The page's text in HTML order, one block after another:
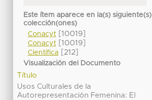
Este ítem aparece en la(s) siguiente(s)
colección(ones)
Conacyt[10019]
Conacyt[10019]
Científica[212]
Visualización del Documento
Título
Usos Culturales de la
Autorepresentación Femenina: El